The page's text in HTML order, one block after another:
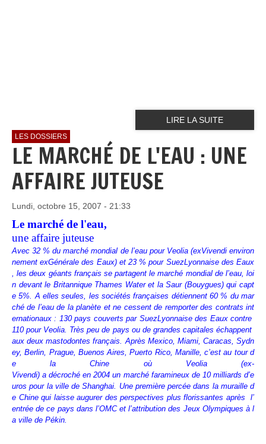
LIRE LA SUITE
LES DOSSIERS
LE MARCHÉ DE L'EAU : UNE
AFFAIRE JUTEUSE
Lundi, octobre 15, 2007 - 21:33
Le marché de l'eau,
une affaire juteuse
Avec 32 % du marché mondial de l’eau pour Veolia (exVivendi environ
nement exGénérale des Eaux) et 23 % pour SuezLyonnaise des Eaux
, les deux géants français se partagent le marché mondial de l’eau, loi
n devant le Britannique Thames Water et la Saur (Bouygues) qui capt
e 5%. A elles seules, les sociétés françaises détiennent 60 % du mar
ché de l’eau de la planète et ne cessent de remporter des contrats int
ernationaux : 130 pays couverts par SuezLyonnaise des Eaux contre
110 pour Veolia. Très peu de pays ou de grandes capitales échappent
aux deux mastodontes français. Après Mexico, Miami, Caracas, Sydn
ey, Berlin, Prague, Buenos Aires, Puerto Rico, Manille, c’est au tour d
e la Chine où Veolia (ex-
Vivendi) a décroché en 2004 un marché faramineux de 10 milliards d’e
uros pour la ville de Shanghai. Une première percée dans la muraille d
e Chine qui laisse augurer des perspectives plus florissantes après l’
entrée de ce pays dans l’OMC et l’attribution des Jeux Olympiques à l
a ville de Pékin.